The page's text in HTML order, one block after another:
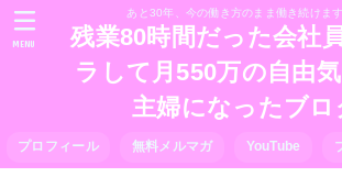
あと30年、今の働き方のまま働き続けま
残業80時間だった会社
ラして月550万の自由
主婦になったブロ
プロフィール 無料メルマガ YouTube
MENU